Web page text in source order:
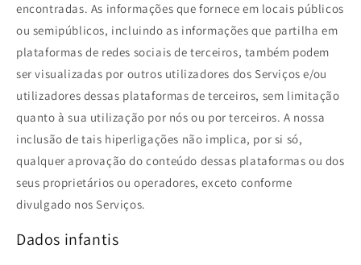
encontradas. As informações que fornece em locais públicos
ou semipúblicos, incluindo as informações que partilha em
plataformas de redes sociais de terceiros, também podem
ser visualizadas por outros utilizadores dos Serviços e/ou
utilizadores dessas plataformas de terceiros, sem limitação
quanto à sua utilização por nós ou por terceiros. A nossa
inclusão de tais hiperligações não implica, por si só,
qualquer aprovação do conteúdo dessas plataformas ou dos
seus proprietários ou operadores, exceto conforme
divulgado nos Serviços.
Dados infantis